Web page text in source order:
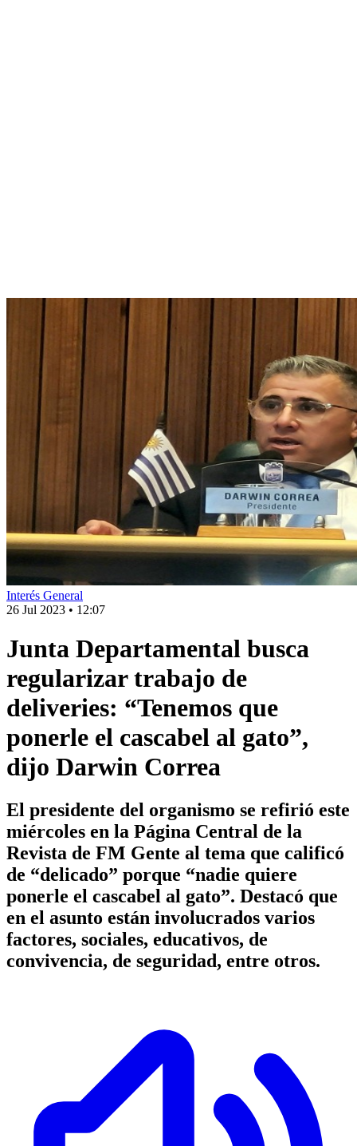
Interés General
26 Jul 2023 • 12:07
Junta Departamental busca
regularizar trabajo de
deliveries: “Tenemos que
ponerle el cascabel al gato”,
dijo Darwin Correa
El presidente del organismo se refirió este
miércoles en la Página Central de la
Revista de FM Gente al tema que calificó
de “delicado” porque “nadie quiere
ponerle el cascabel al gato”. Destacó que
en el asunto están involucrados varios
factores, sociales, educativos, de
convivencia, de seguridad, entre otros.